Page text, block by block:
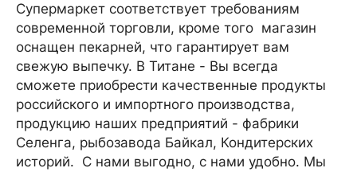
Супермаркет соответствует требованиям
современной торговли, кроме того магазин
оснащен пекарней, что гарантирует вам
свежую выпечку. В Титане - Вы всегда
сможете приобрести качественные продукты
российского и импортного производства,
продукцию наших предприятий - фабрики
Селенга, рыбозавода Байкал, Кондитерских
историй. С нами выгодно, с нами удобно. Мы